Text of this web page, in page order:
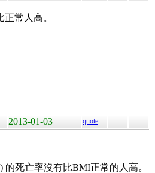
常人高。
2013-01-03 quote
死亡率沒有比BMI正常的人高。